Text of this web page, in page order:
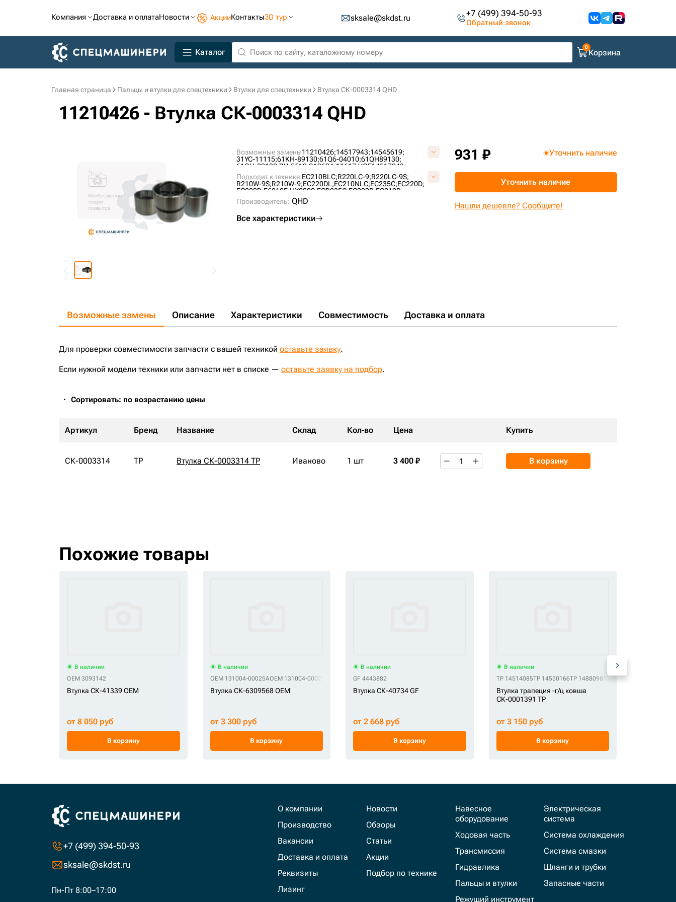
Компания Доставка и оплатаНовости АкцииКонтакты3D тур sksale@skdst.ru +7 (499) 394-50-93
Обратный звонок
Каталог Корзина
Главная страница Пальцы и втулки для спецтехники Втулки для спецтехники Втулка СК-0003314 QHD
11210426 - Втулка СК-0003314 QHD
Возможные замены11210426;14517943;14545619;
31YC-11115;61KH-89130;61Q6-04010;61QH89130;
61QH-89130;BU-5619;SA9624-11617;VOE14517943;
VOE14545619;
Подходит к технике:EC210BLC;R220LC-9;R220LC-9S;
R210W-9S;R210W-9;EC220DL;EC210NLC;EC235C;EC220D;
EC200D;E6210F;HX220S;ECR235C;EC200B;EC210B;
Производитель: QHD
Все характеристики
931 ₽ Уточнить наличие
Уточнить наличие
Нашли дешевле? Сообщите!
Возможные замены Описание Характеристики Совместимость Доставка и оплата
Для проверки совместимости запчасти с вашей техникой оставьте заявку.
Если нужной модели техники или запчасти нет в списке — оставьте заявку на подбор.
Сортировать: по возрастанию цены
Артикул Бренд Название Склад Кол-во Цена Купить
СК-0003314 TP Втулка СК-0003314 TP Иваново 1 шт 3 400 ₽ В корзину
Похожие товары
В наличии
OEM 3093142
Втулка СК-41339 OEM
от 8 050 руб
В корзину
В наличии
OEM 131004-00025AOEM 131004-00027 OEM 2110-1360AOEM 2417382 OEM 31YC-11240OEM 31YC-11241OEM 31YC-11245OEM 61KH-73050
Втулка СК-6309568 OEM
от 3 300 руб
В корзину
В наличии
GF 4443882
Втулка СК-40734 GF
от 2 668 руб
В корзину
В наличии
TP 14514085TP 14550166TP 14880981
Втулка трапеция -г/ц ковша
СК-0001391 TP
от 3 150 руб
В корзину
+7 (499) 394-50-93
sksale@skdst.ru
Пн-Пт 8:00–17:00
О компании
Производство
Вакансии
Доставка и оплата
Реквизиты
Лизинг
Новости
Обзоры
Статьи
Акции
Подбор по технике
Навесное
оборудование
Ходовая часть
Трансмиссия
Гидравлика
Пальцы и втулки
Режущий инструмент
Электрическая
система
Система охлаждения
Система смазки
Шланги и трубки
Запасные части